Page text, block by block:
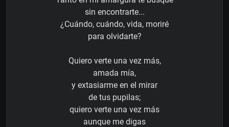
sin encontrarte...
¿Cuándo, cuándo, vida, moriré
para olvidarte?
Quiero verte una vez más,
amada mía,
y extasiarme en el mirar
de tus pupilas;
quiero verte una vez más
aunque me digas